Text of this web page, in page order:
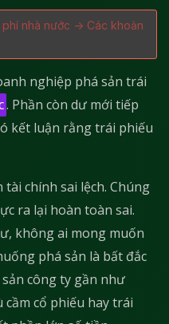
nhà nước -> Các khoản
nghiệp phá sản trái
. Phần còn dư mới tiếp
kết luận rằng trái phiếu
chính sai lệch. Chúng
ra lại hoàn toàn sai.
không ai mong muốn
phá sản là bất đắc
công ty gần như
cầm cổ phiếu hay trái